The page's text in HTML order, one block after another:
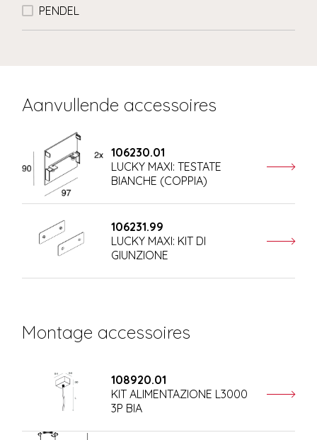
PENDEL
Aanvullende accessoires
106230.01
LUCKY MAXI: TESTATE
BIANCHE (COPPIA)
106231.99
LUCKY MAXI: KIT DI
GIUNZIONE
Montage accessoires
108920.01
KIT ALIMENTAZIONE L3000
3P BIA